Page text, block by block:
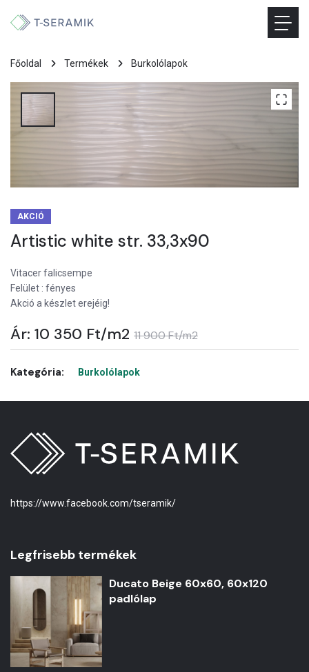
Főoldal Termékek Burkolólapok
AKCIÓ
Artistic white str. 33,3x90
Vitacer falicsempe
Felület : fényes
Akció a készlet erejéig!
Ár: 10 350 Ft/m2 11 900 Ft/m2
Kategória: Burkolólapok
https://www.facebook.com/tseramik/
Legfrisebb termékek
Ducato Beige 60x60, 60x120
padlólap